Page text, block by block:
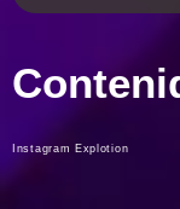
Instagram Explotion